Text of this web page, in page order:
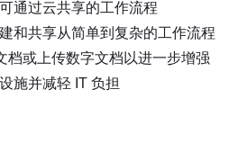
过云共享的工作流程
共享从简单到复杂的工作流程
或上传数字文档以进一步增强
并减轻 IT 负担